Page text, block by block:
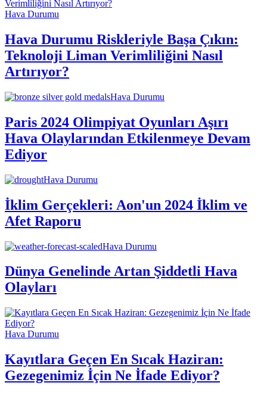
Hava Durumu
Hava Durumu Riskleriyle Başa Çıkın:
Teknoloji Liman Verimliliğini Nasıl
Artırıyor?
Hava Durumu
Paris 2024 Olimpiyat Oyunları Aşırı
Hava Olaylarından Etkilenmeye Devam
Ediyor
Hava Durumu
İklim Gerçekleri: Aon'un 2024 İklim ve
Afet Raporu
Hava Durumu
Dünya Genelinde Artan Şiddetli Hava
Olayları
Hava Durumu
Kayıtlara Geçen En Sıcak Haziran:
Gezegenimiz İçin Ne İfade Ediyor?